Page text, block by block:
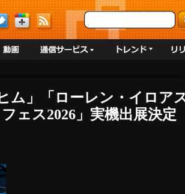
」「ローレン・イロアス
ェス2026」実機出展決定